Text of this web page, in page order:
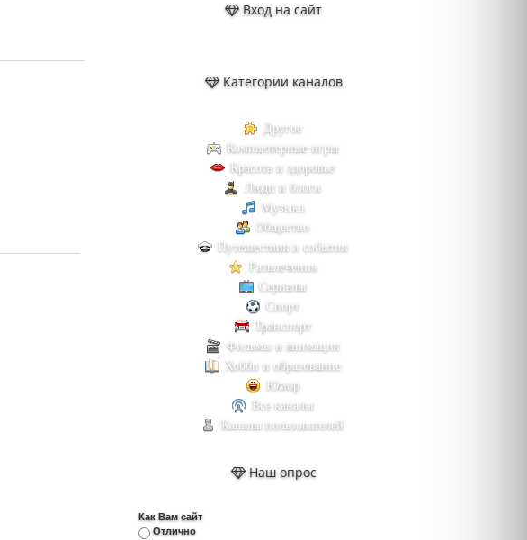
Вход на сайт
Категории каналов
Другое
Компьютерные игры
Красота и здоровье
Люди и блоги
Музыка
Общество
Путешествия и события
Развлечения
Сериалы
Спорт
Транспорт
Фильмы и анимация
Хобби и образование
Юмор
Все каналы
Каналы пользователей
Наш опрос
Как Вам сайт
Отлично